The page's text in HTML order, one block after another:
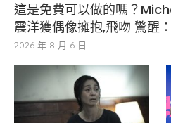
這是免費可以做的嗎？
震洋獲偶像擁抱,飛吻 驚醒
2026 年 8 月 6 日